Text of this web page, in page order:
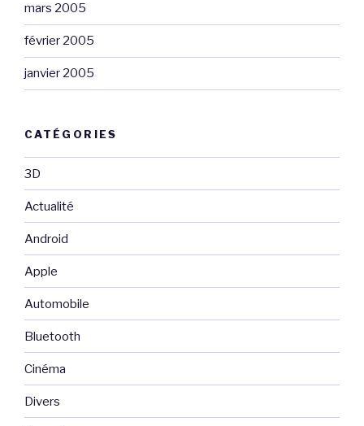
mars 2005
février 2005
janvier 2005
CATÉGORIES
3D
Actualité
Android
Apple
Automobile
Bluetooth
Cinéma
Divers